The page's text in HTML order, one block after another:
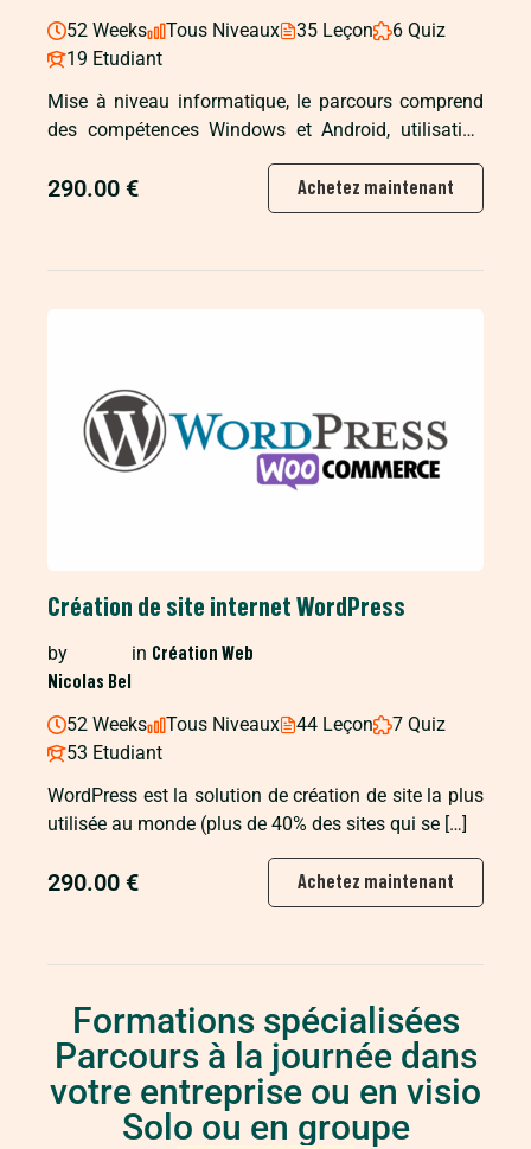
52 Weeks Tous Niveaux 35 Leçon
6 Quiz
19 Etudiant
Mise à niveau informatique, le parcours comprend
des compétences Windows et Android, utilisation
d’internet, la configuration des mails, la
cybersécurité […]
290.00 € Achetez maintenant
Création de site internet WordPress
by
Nicolas Bel
in Création Web
52 Weeks Tous Niveaux 44 Leçon
7 Quiz
53 Etudiant
WordPress est la solution de création de site la plus
utilisée au monde (plus de 40% des sites qui se […]
290.00 € Achetez maintenant
Formations spécialisées
Parcours à la journée dans
votre entreprise ou en visio
Solo ou en groupe